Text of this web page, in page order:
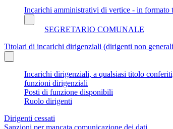
Incarichi amministrativi di vertice - in formato
SEGRETARIO COMUNALE
Titolari di incarichi dirigenziali (dirigenti non
Incarichi dirigenziali, a qualsiasi titolo
funzioni dirigenziali
Posti di funzione disponibili
Ruolo dirigenti
Dirigenti cessati
Sanzioni per mancata comunicazione dei dati